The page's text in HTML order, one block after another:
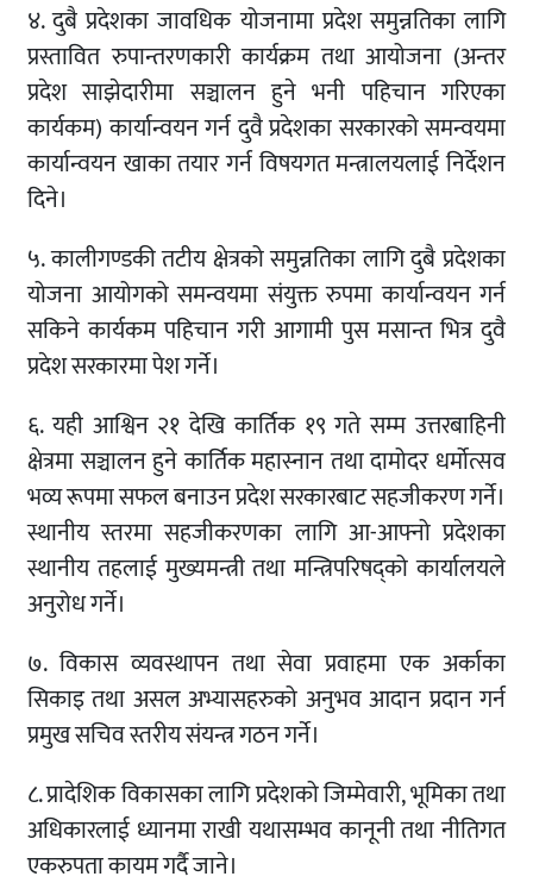
४. दुबै प्रदेशका जावधिक योजनामा प्रदेश समुन्नतिका लागि
प्रस्तावित रुपान्तरणकारी कार्यक्रम तथा आयोजना (अन्तर
प्रदेश साझेदारीमा सञ्चालन हुने भनी पहिचान गरिएका
कार्यकम) कार्यान्वयन गर्न दुवै प्रदेशका सरकारको समन्वयमा
कार्यान्वयन खाका तयार गर्न विषयगत मन्त्रालयलाई निर्देशन
दिने।
५. कालीगण्डकी तटीय क्षेत्रको समुन्नतिका लागि दुबै प्रदेशका
योजना आयोगको समन्वयमा संयुक्त रुपमा कार्यान्वयन गर्न
सकिने कार्यकम पहिचान गरी आगामी पुस मसान्त भित्र दुवै
प्रदेश सरकारमा पेश गर्ने।
६. यही आश्विन २१ देखि कार्तिक १९ गते सम्म उत्तरबाहिनी
क्षेत्रमा सञ्चालन हुने कार्तिक महास्नान तथा दामोदर धर्मोत्सव
भव्य रूपमा सफल बनाउन प्रदेश सरकारबाट सहजीकरण गर्ने।
स्थानीय स्तरमा सहजीकरणका लागि आ-आफ्नो प्रदेशका
स्थानीय तहलाई मुख्यमन्त्री तथा मन्त्रिपरिषद्‌को कार्यालयले
अनुरोध गर्ने।
७. विकास व्यवस्थापन तथा सेवा प्रवाहमा एक अर्काका
सिकाइ तथा असल अभ्यासहरुको अनुभव आदान प्रदान गर्न
प्रमुख सचिव स्तरीय संयन्त्र गठन गर्ने।
८. प्रादेशिक विकासका लागि प्रदेशको जिम्मेवारी, भूमिका तथा
अधिकारलाई ध्यानमा राखी यथासम्भव कानूनी तथा नीतिगत
एकरुपता कायम गर्दै जाने।